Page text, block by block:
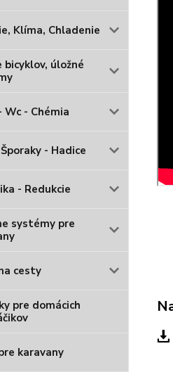
Klíma, Chladenie
bicyklov, úložné
Wc - Chémia
- Hadice
- Redukcie
systémy pre
cesty
pre domácich
karavany